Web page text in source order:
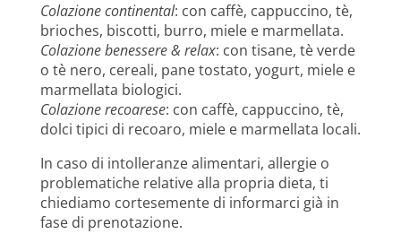
Colazione continental: con caffè, cappuccino, tè,
brioches, biscotti, burro, miele e marmellata.
Colazione benessere & relax: con tisane, tè verde
o tè nero, cereali, pane tostato, yogurt, miele e
marmellata biologici.
Colazione recoarese: con caffè, cappuccino, tè,
dolci tipici di recoaro, miele e marmellata locali.
In caso di intolleranze alimentari, allergie o
problematiche relative alla propria dieta, ti
chiediamo cortesemente di informarci già in
fase di prenotazione.